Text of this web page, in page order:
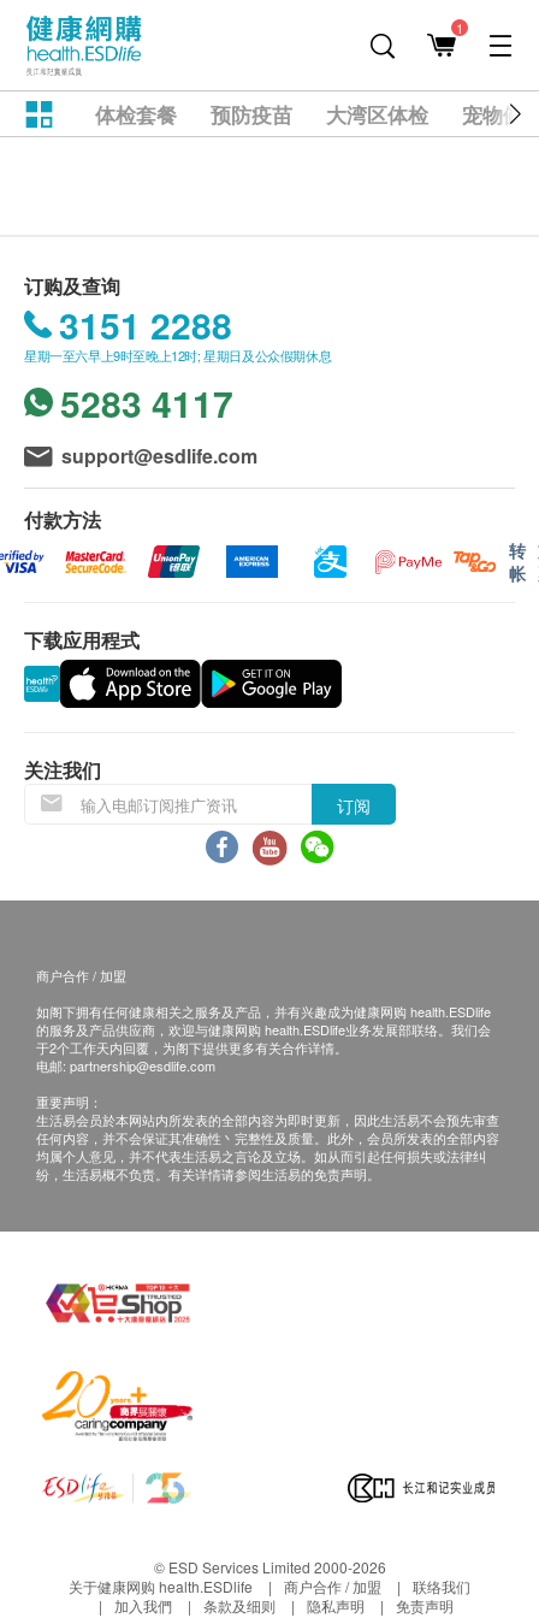
1
体检套餐 预防疫苗 大湾区体检 宠物健
订购及查询
3151 2288
星期一至六早上9时至晚上12时; 星期日及公众假期休息
5283 4117
support@esdlife.com
付款方法
转
帐
下载应用程式
关注我们
订阅
商户合作 / 加盟
如阁下拥有任何健康相关之服务及产品，并有兴趣成为健康网购 health.ESDlife
的服务及产品供应商，欢迎与健康网购 health.ESDlife业务发展部联络。我们会
于2个工作天内回覆，为阁下提供更多有关合作详情。
电邮: partnership@esdlife.com
重要声明：
生活易会员於本网站内所发表的全部内容为即时更新，因此生活易不会预先审查
任何内容，并不会保证其准确性丶完整性及质量。此外，会员所发表的全部内容
均属个人意见，并不代表生活易之言论及立场。如从而引起任何损失或法律纠
纷，生活易概不负责。有关详情请参阅生活易的免责声明。
© ESD Services Limited 2000-2026
关于健康网购 health.ESDlife
商户合作 / 加盟
联络我们
加入我們
条款及细则 隐私声明
免责声明